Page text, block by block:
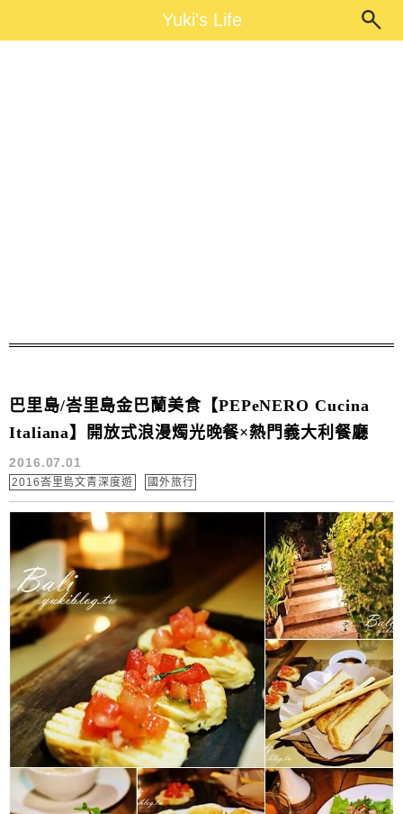
Yuki's LifeYuki's Life
巴里島/峇里島金巴蘭美食【PEPeNERO Cucina
Italiana】開放式浪漫燭光晚餐×熱門義大利餐廳
2016.07.01
2016峇里島文青深度遊 國外旅行